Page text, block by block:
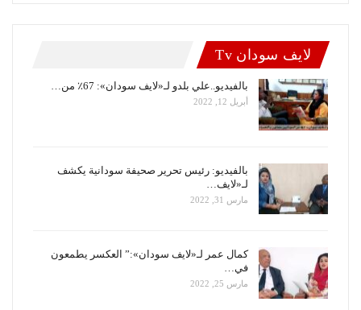
لايف سودان Tv
بالفيديو..علي بلدو لـ«لايف سودان»: 67٪ من…
أبريل 12, 2022
بالفيديو: رئيس تحرير صحيفة سودانية يكشف
لـ«لايف…
مارس 31, 2022
كمال عمر لـ«لايف سودان»:” العكسر يطمعون
في…
مارس 25, 2022